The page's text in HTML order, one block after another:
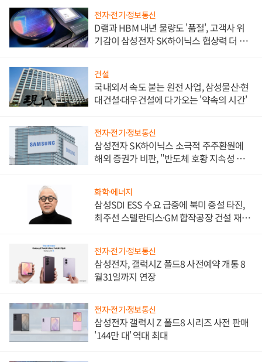
전자·전기·정보통신
D램과 HBM 내년 물량도 '품절', 고객사 위
기감이 삼성전자 SK하이닉스 협상력 더 키
건설
국내외서 속도 붙는 원전 사업, 삼성물산·현
대건설·대우건설에 다가오는 '약속의 시간'
전자·전기·정보통신
삼성전자 SK하이닉스 소극적 주주환원에
해외 증권가 비판, "반도체 호황 지속성 의
화학·에너지
삼성SDI ESS 수요 급증에 북미 증설 타진,
최주선 스텔란티스·GM 합작공장 건설 재추
전자·전기·정보통신
삼성전자, 갤럭시Z 폴드8 사전예약 개통 8
월31일까지 연장
전자·전기·정보통신
삼성전자 갤럭시 Z 폴드8 시리즈 사전 판매
'144만 대' 역대 최대